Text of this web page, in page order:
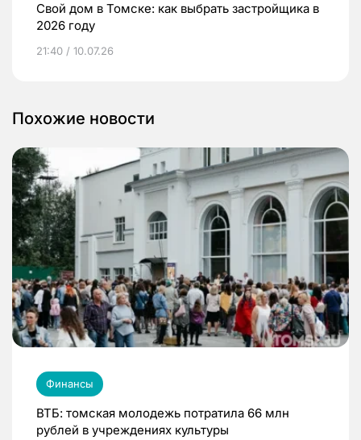
Свой дом в Томске: как выбрать застройщика в
2026 году
21:40 / 10.07.26
Похожие новости
Финансы
ВТБ: томская молодежь потратила 66 млн
рублей в учреждениях культуры